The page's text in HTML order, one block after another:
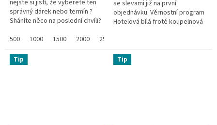
nejste si jistí, že vyberete ten
správný dárek nebo termín ?
Sháníte něco na poslední chvíli?
online a po...
500 1000 1500 2000 2500
se slevami již na první
objednávku. Věrnostní program
Hotelová bílá froté koupelnová
Tip Tip